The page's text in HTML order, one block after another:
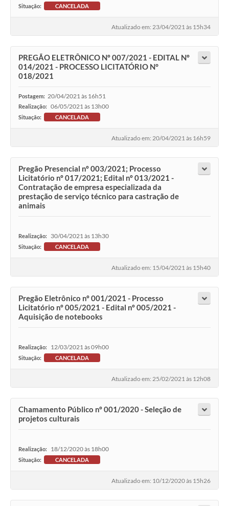
Situação: CANCELADA
Atualizado em: 23/04/2021 às 15h34
PREGÃO ELETRÔNICO Nº 007/2021 - EDITAL Nº
014/2021 - PROCESSO LICITATÓRIO N°
018/2021
Postagem: 20/04/2021 às 16h51
Realização: 06/05/2021 às 13h00
Situação: CANCELADA
Atualizado em: 20/04/2021 às 16h59
Pregão Presencial nº 003/2021; Processo
Licitatório nº 017/2021; Edital nº 013/2021 -
Contratação de empresa especializada da
prestação de serviço técnico para castração de
animais
Realização: 30/04/2021 às 13h30
Situação: CANCELADA
Atualizado em: 15/04/2021 às 15h40
Pregão Eletrônico nº 001/2021 - Processo
Licitatório nº 005/2021 - Edital nº 005/2021 -
Aquisição de notebooks
Realização: 12/03/2021 às 09h00
Situação: CANCELADA
Atualizado em: 25/02/2021 às 12h08
Chamamento Público nº 001/2020 - Seleção de
projetos culturais
Realização: 18/12/2020 às 18h00
Situação: CANCELADA
Atualizado em: 10/12/2020 às 15h26